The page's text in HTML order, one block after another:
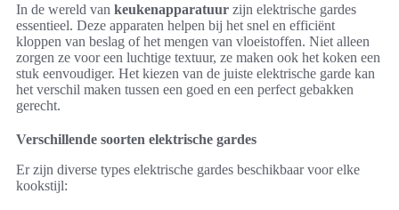
In de wereld van keukenapparatuur zijn elektrische gardes
essentieel. Deze apparaten helpen bij het snel en efficiënt
kloppen van beslag of het mengen van vloeistoffen. Niet alleen
zorgen ze voor een luchtige textuur, ze maken ook het koken een
stuk eenvoudiger. Het kiezen van de juiste elektrische garde kan
het verschil maken tussen een goed en een perfect gebakken
gerecht.
Verschillende soorten elektrische gardes
Er zijn diverse types elektrische gardes beschikbaar voor elke
kookstijl: